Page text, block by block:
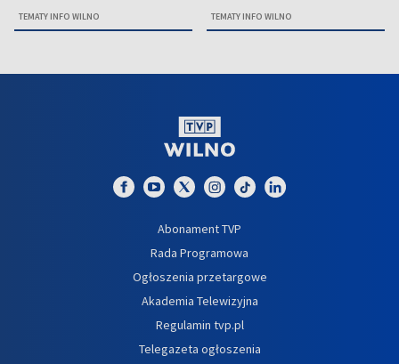
TEMATY INFO WILNO TEMATY INFO WILNO
Abonament TVP
Rada Programowa
Ogłoszenia przetargowe
Akademia Telewizyjna
Regulamin tvp.pl
Telegazeta ogłoszenia